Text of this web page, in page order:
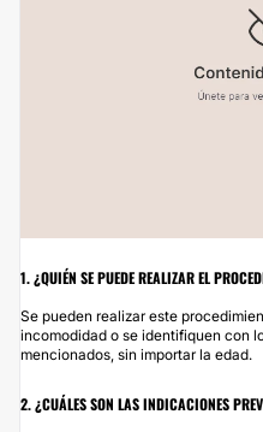
1. ¿QUIÉN SE PUEDE REALIZAR EL
Se pueden realizar este
incomodidad o se identifiquen con
mencionados, sin importar la edad.
2. ¿CUÁLES SON LAS INDICACIONES